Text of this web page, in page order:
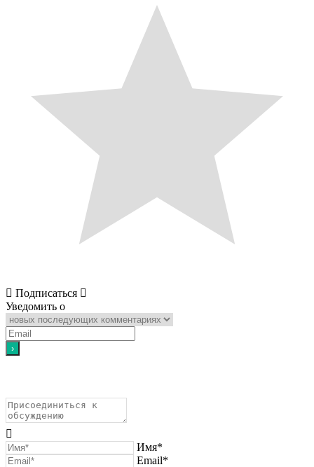
Подписаться
Уведомить о
Имя*
Email*